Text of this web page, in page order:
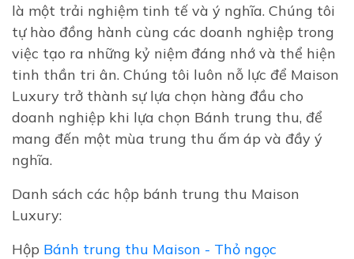
là một trải nghiệm tinh tế và ý nghĩa. Chúng tôi
tự hào đồng hành cùng các doanh nghiệp trong
việc tạo ra những kỷ niệm đáng nhớ và thể hiện
tinh thần tri ân. Chúng tôi luôn nỗ lực để Maison
Luxury trở thành sự lựa chọn hàng đầu cho
doanh nghiệp khi lựa chọn Bánh trung thu, để
mang đến một mùa trung thu ấm áp và đầy ý
nghĩa.
Danh sách các hộp bánh trung thu Maison
Luxury:
Hộp Bánh trung thu Maison - Thỏ ngọc